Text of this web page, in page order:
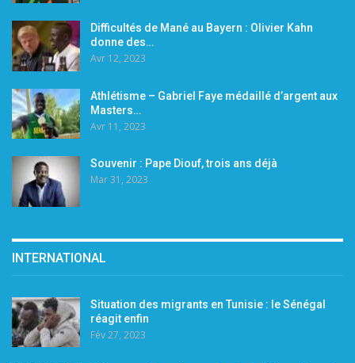
Difficultés de Mané au Bayern : Olivier Kahn
donne des…
Avr 12, 2023
Athlétisme – Gabriel Faye médaillé d’argent aux
Masters…
Avr 11, 2023
Souvenir : Pape Diouf, trois ans déjà
Mar 31, 2023
INTERNATIONAL
Situation des migrants en Tunisie : le Sénégal
réagit enfin
Fév 27, 2023